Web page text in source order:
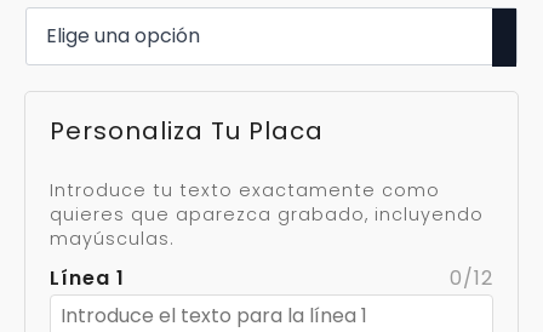
Personaliza Tu Placa
Introduce tu texto exactamente como
quieres que aparezca grabado, incluyendo
mayúsculas.
Línea 1 0/12